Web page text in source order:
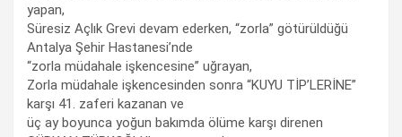
yapan,
Süresiz Açlık Grevi devam ederken, “zorla” götürüldüğü
Antalya Şehir Hastanesi’nde
“zorla müdahale işkencesine” uğrayan,
Zorla müdahale işkencesinden sonra “KUYU TİP’LERİNE”
karşı 41. zaferi kazanan ve
üç ay boyunca yoğun bakımda ölüme karşı direnen